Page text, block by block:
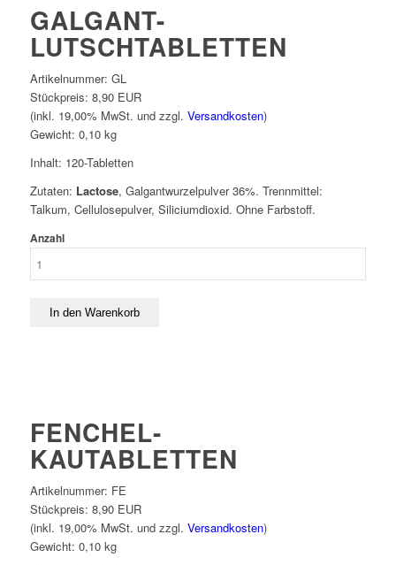
GALGANT-
LUTSCHTABLETTEN
Artikelnummer: GL
Stückpreis: 8,90 EUR
(inkl. 19,00% MwSt. und zzgl. Versandkosten)
Gewicht: 0,10kg
Inhalt: 120-Tabletten
Zutaten: Lactose, Galgantwurzelpulver 36%. Trennmittel:
Talkum, Cellulosepulver, Siliciumdioxid. Ohne Farbstoff.
Anzahl
FENCHEL-
KAUTABLETTEN
Artikelnummer: FE
Stückpreis: 8,90 EUR
(inkl. 19,00% MwSt. und zzgl. Versandkosten)
Gewicht: 0,10kg